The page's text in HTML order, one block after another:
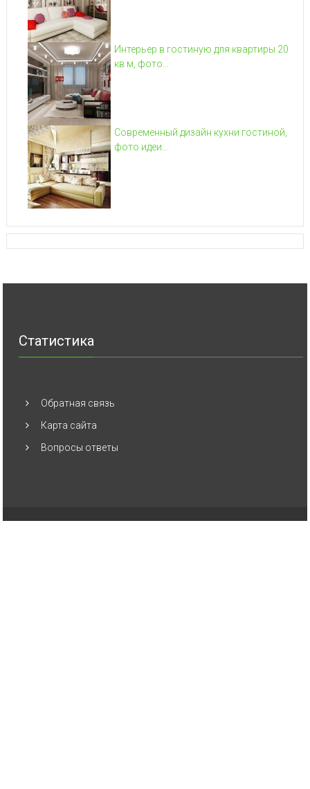
Интерьер в гостиную для квартиры 20
кв м, фото...
Современный дизайн кухни гостиной,
фото идеи...
Статистика
Обратная связь
Карта сайта
Вопросы ответы